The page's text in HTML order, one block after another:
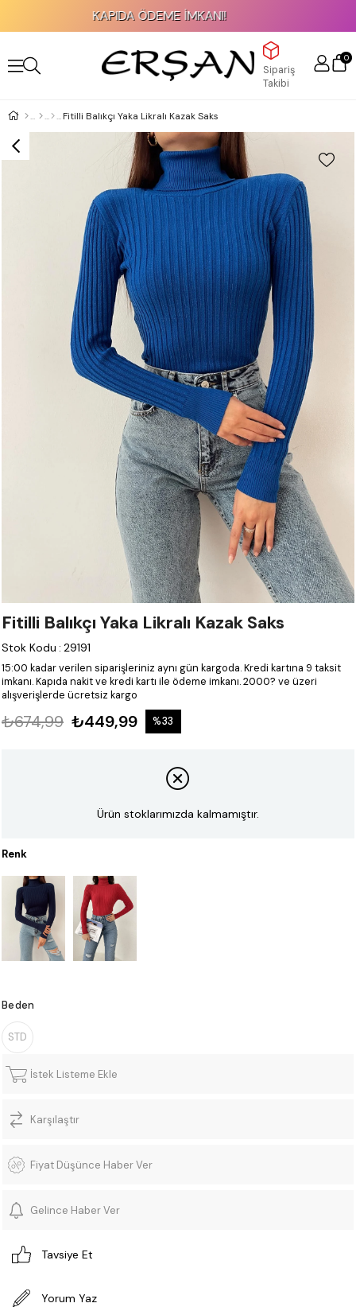
KAPIDA ÖDEME İMKANI!
Sipariş
Takibi
0
Fitilli Balıkçı Yaka Likralı Kazak Saks
Fitilli Balıkçı Yaka Likralı Kazak Saks
Stok Kodu : 29191
15:00 kadar verilen siparişleriniz aynı gün kargoda.Kredi kartına 9 taksit
imkanı.Kapıda nakit ve kredi kartı ile ödeme imkanı.2000? ve üzeri
alışverişlerde ücretsiz kargo
₺674,99 ₺449,99 %33
Ürün stoklarımızda kalmamıştır.
Renk
Beden
STD
İstek Listeme Ekle
Karşılaştır
Fiyat Düşünce Haber Ver
Gelince Haber Ver
Tavsiye Et
Yorum Yaz